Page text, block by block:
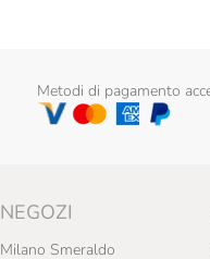
Metodi di pagamento
NEGOZI
Milano Smeraldo